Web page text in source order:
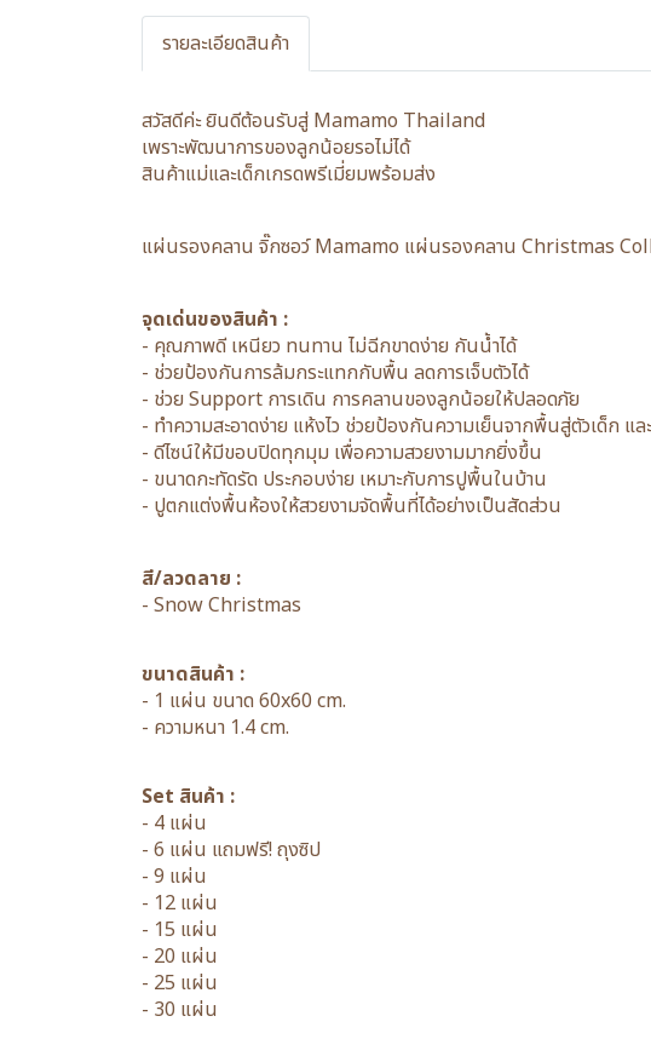
รายละเอียดสินค้า
สวัสดีค่ะ ยินดีต้อนรับสู่ Mamamo Thailand
เพราะพัฒนาการของลูกน้อยรอไม่ได้
สินค้าแม่และเด็กเกรดพรีเมี่ยมพร้อมส่ง
แผ่นรองคลาน จิ๊กซอว์ Mamamo แผ่นรองคลาน Christmas
จุดเด่นของสินค้า :
- คุณภาพดี เหนียว ทนทาน ไม่ฉีกขาดง่าย กันน้ำได้
- ช่วยป้องกันการล้มกระแทกกับพื้น ลดการเจ็บตัวได้
- ช่วย Support การเดิน การคลานของลูกน้อยให้ปลอดภัย
- ทำความสะอาดง่าย แห้งไว ช่วยป้องกันความเย็นจากพื้นสู่ตัวเด็ก แ
- ดีไซน์ให้มีขอบปิดทุกมุม เพื่อความสวยงามมากยิ่งขึ้น
- ขนาดกะทัดรัด ประกอบง่าย เหมาะกับการปูพื้นในบ้าน
- ปูตกแต่งพื้นห้องให้สวยงามจัดพื้นที่ได้อย่างเป็นสัดส่วน
สี/ลวดลาย :
- Snow Christmas
ขนาดสินค้า :
- 1 แผ่น ขนาด 60x60 cm.
- ความหนา 1.4 cm.
Set สินค้า :
- 4 แผ่น
- 6 แผ่น แถมฟรี! ถุงซิป
- 9 แผ่น
- 12 แผ่น
- 15 แผ่น
- 20 แผ่น
- 25 แผ่น
- 30 แผ่น